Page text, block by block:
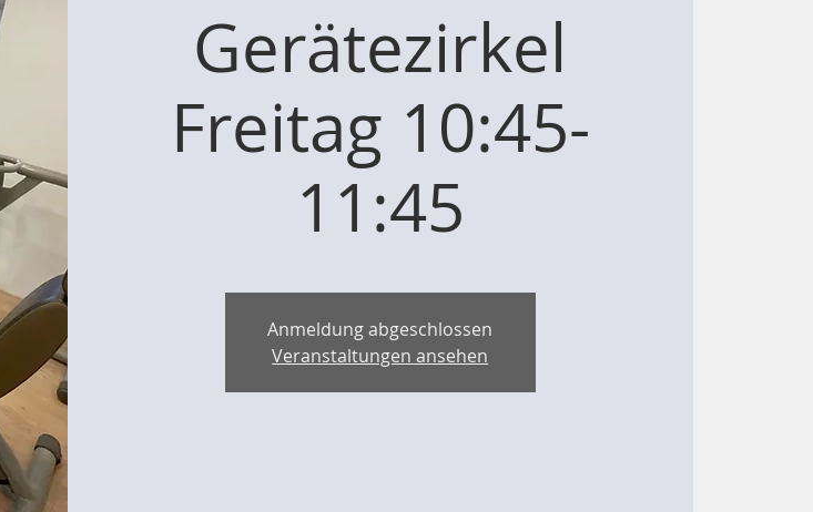
Gerätezirkel
Freitag 10:45-
11:45
Anmeldung abgeschlossen
Veranstaltungen ansehen